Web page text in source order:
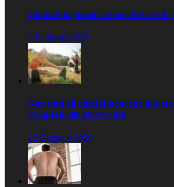
Ghiandola pineale: come attivare il
3 Febbraio 2026
Non tutti gli atleti si stancano allo
recupero alle diverse fasi
22 Gennaio 2026